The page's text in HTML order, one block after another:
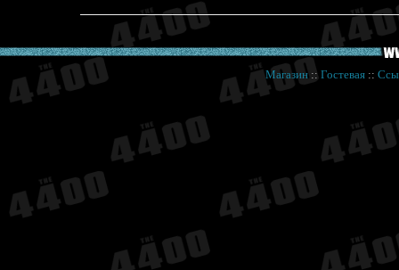
Магазин:: Гостевая::